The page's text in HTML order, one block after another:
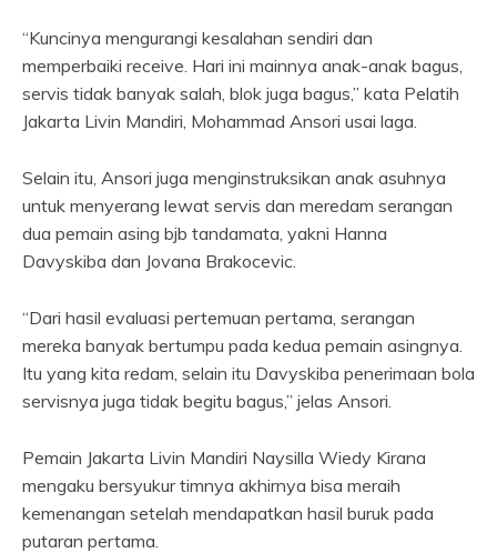
“Kuncinya mengurangi kesalahan sendiri dan
memperbaiki receive. Hari ini mainnya anak-anak bagus,
servis tidak banyak salah, blok juga bagus,” kata Pelatih
Jakarta Livin Mandiri, Mohammad Ansori usai laga.
Selain itu, Ansori juga menginstruksikan anak asuhnya
untuk menyerang lewat servis dan meredam serangan
dua pemain asing bjb tandamata, yakni Hanna
Davyskiba dan Jovana Brakocevic.
“Dari hasil evaluasi pertemuan pertama, serangan
mereka banyak bertumpu pada kedua pemain asingnya.
Itu yang kita redam, selain itu Davyskiba penerimaan bola
servisnya juga tidak begitu bagus,” jelas Ansori.
Pemain Jakarta Livin Mandiri Naysilla Wiedy Kirana
mengaku bersyukur timnya akhirnya bisa meraih
kemenangan setelah mendapatkan hasil buruk pada
putaran pertama.